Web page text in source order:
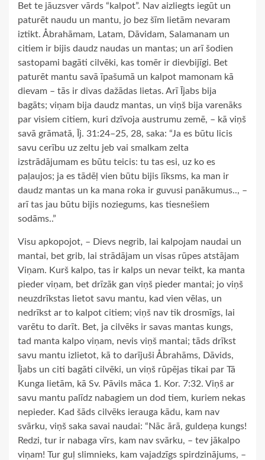
Bet te jāuzsver vārds “kalpot”. Nav aizliegts iegūt un
paturēt naudu un mantu, jo bez šīm lietām nevaram
iztikt. Åbrahāmam, Latam, Dāvidam, Salamanam un
citiem ir bijis daudz naudas un mantas; un arī šodien
sastopami bagāti cilvēki, kas tomēr ir dievbijīgi. Bet
paturēt mantu savā īpašumā un kalpot mamonam kā
dievam – tās ir divas dažādas lietas. Arī Ījabs bija
bagāts; viņam bija daudz mantas, un viņš bija varenāks
par visiem citiem, kuri dzīvoja austrumu zemē, – kā viņš
savā grāmatā, Īj. 31:24–25, 28, saka: “Ja es būtu licis
savu cerību uz zeltu jeb vai smalkam zelta
izstrādājumam es būtu teicis: tu tas esi, uz ko es
paļaujos; ja es tādēļ vien būtu bijis līksms, ka man ir
daudz mantas un ka mana roka ir guvusi panākumus.., –
arī tas jau būtu bijis noziegums, kas tiesnešiem
sodāms..”
Visu apkopojot, – Dievs negrib, lai kalpojam naudai un
mantai, bet grib, lai strādājam un visas rūpes atstājam
Viņam. Kurš kalpo, tas ir kalps un nevar teikt, ka manta
pieder viņam, bet drīzāk gan viņš pieder mantai; jo viņš
neuzdrīkstas lietot savu mantu, kad vien vēlas, un
nedrīkst ar to kalpot citiem; viņš nav tik drosmīgs, lai
varētu to darīt. Bet, ja cilvēks ir savas mantas kungs,
tad manta kalpo viņam, nevis viņš mantai; tāds drīkst
savu mantu izlietot, kā to darījuši Åbrahāms, Dāvids,
Ījabs un citi bagāti cilvēki, un viņš rūpējas tikai par Tā
Kunga lietām, kā Sv. Pāvils māca 1. Kor. 7:32. Viņš ar
savu mantu palīdz nabagiem un dod tiem, kuriem nekas
nepieder. Kad šāds cilvēks ierauga kādu, kam nav
svārku, viņš saka savai naudai: “Nāc ārā, guldeņa kungs!
Redzi, tur ir nabaga vīrs, kam nav svārku, – tev jākalpo
viņam! Tur guļ slimnieks, kam vajadzīgs spirdzinājums, –